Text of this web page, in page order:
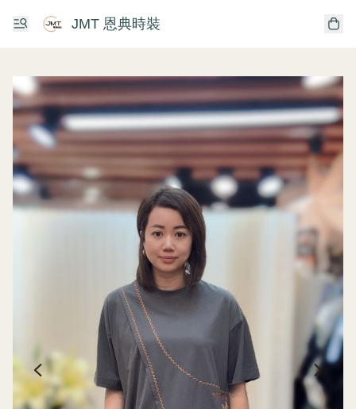
JMT 恩典時裝